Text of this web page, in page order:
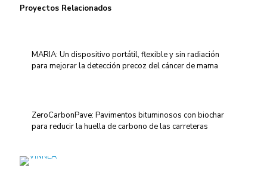
Proyectos Relacionados
MARIA: Un dispositivo portátil, flexible y sin radiación
para mejorar la detección precoz del cáncer de mama
ZeroCarbonPave: Pavimentos bituminosos con biochar
para reducir la huella de carbono de las carreteras